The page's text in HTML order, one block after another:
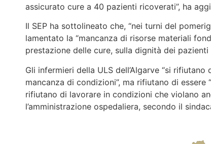
assicurato cure a 40 pazienti ricoverati”, ha
Il SEP ha sottolineato che, “nei turni del
lamentato la “mancanza di risorse materiali
prestazione delle cure, sulla dignità dei
Gli infermieri della ULS dell’Algarve “si
mancanza di condizioni”, ma rifiutano di
rifiutano di lavorare in condizioni che violano
l’amministrazione ospedaliera, secondo il